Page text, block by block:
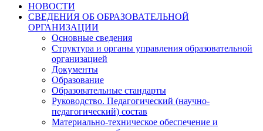
НОВОСТИ
СВЕДЕНИЯ ОБ ОБРАЗОВАТЕЛЬНОЙ
ОРГАНИЗАЦИИ
Основные сведения
Структура и органы управления образовательной
организацией
Документы
Образование
Образовательные стандарты
Руководство. Педагогический (научно-
педагогический) состав
Материально-техническое обеспечение и